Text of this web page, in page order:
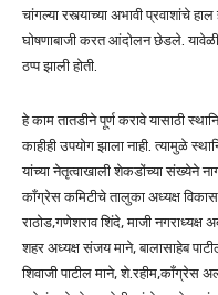
चांगल्या रस्त्याच्या अभावी प्रवाशांचे
घोषणाबाजी करत आंदोलन छेडले.
ठप्प झाली होती.
हे काम तातडीने पूर्ण करावे यासाठी
काहीही उपयोग झाला नाही. त्यामुळे
यांच्या नेतृत्वाखाली शेकडोंच्या संख्येने
काँग्रेस कमिटीचे तालुका अध्यक्ष
राठोड,गणेशराव शिंदे, माजी
शहर अध्यक्ष संजय माने, बालासाहेब
शिवाजी पाटील माने, शे.रहीम,काँग्रेस